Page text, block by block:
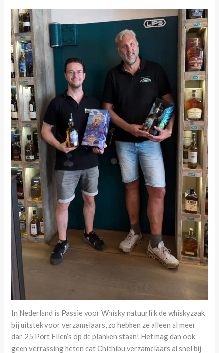
In Nederland is Passie voor Whisky natuurlijk de whiskyzaak
bij uitstek voor verzamelaars, zo hebben ze alleen al meer
dan 25 Port Ellen’s op de planken staan! Het mag dan ook
geen verrassing heten dat Chichibu verzamelaars al snel bij